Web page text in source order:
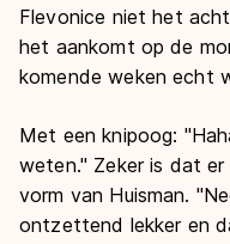
Flevonice niet het
het aankomt op de
komende weken echt
Met een knipoog:
weten." Zeker is dat
vorm van Huisman.
ontzettend lekker en